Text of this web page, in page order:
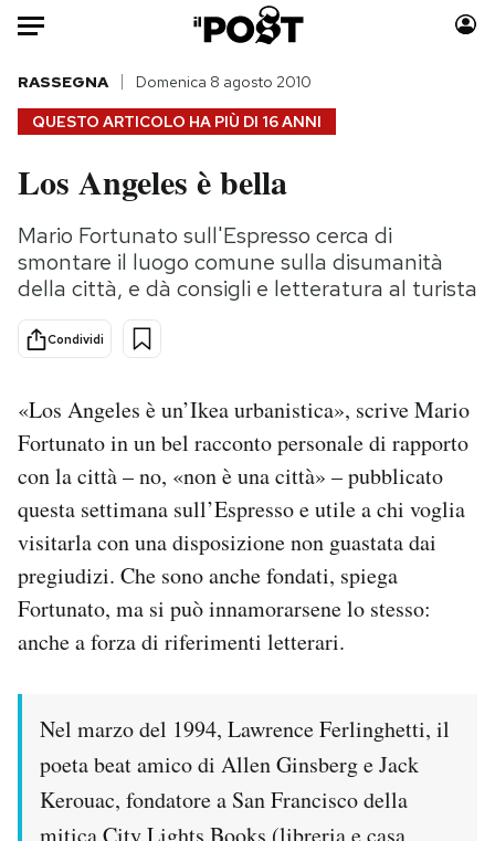
Auto
HOME
Italia
Politica
Tecnologia
Scienza
Economia
Sport
Moda
Consumismi
Storie/Idee
Altrecose
Mondiali calcio 2026
PODCAST
NEWSLETTER
SHOP
CALENDARIO
QUESTO ARTICOLO HA PIÙ DI 16 ANNI
RASSEGNA Domenica 8 agosto 2010
Los Angeles è bella
Mario Fortunato sull'Espresso cerca di
smontare il luogo comune sulla disumanità
della città, e dà consigli e letteratura al turista
Condividi
«Los Angeles è un’Ikea urbanistica», scrive Mario
Fortunato in un bel racconto personale di rapporto
con la città – no, «non è una città» – pubblicato
questa settimana sull’Espresso e utile a chi voglia
visitarla con una disposizione non guastata dai
pregiudizi. Che sono anche fondati, spiega
Fortunato, ma si può innamorarsene lo stesso:
anche a forza di riferimenti letterari.
Nel marzo del 1994, Lawrence Ferlinghetti, il
poeta beat amico di Allen Ginsberg e Jack
Kerouac, fondatore a San Francisco della